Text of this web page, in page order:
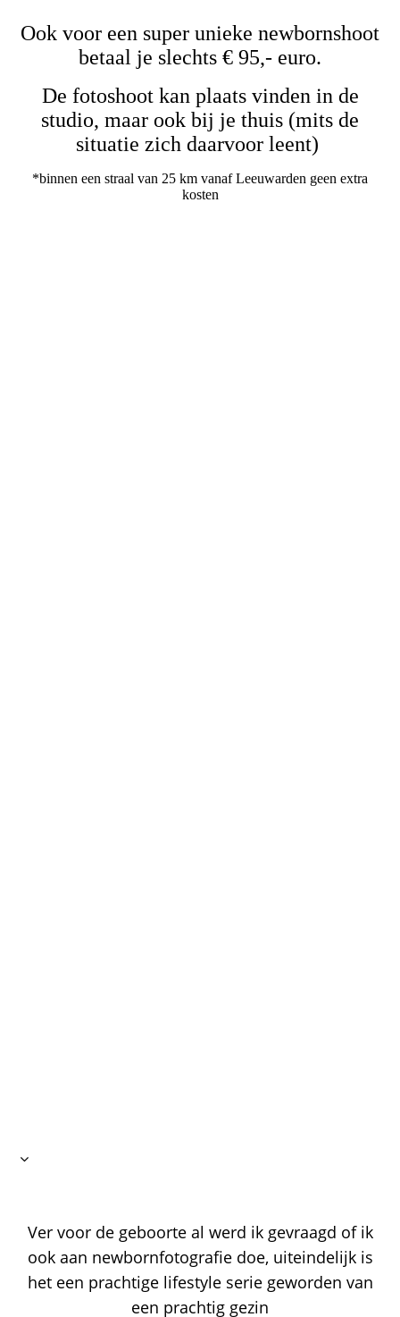
Ook voor een super unieke newbornshoot
betaal je slechts € 95,- euro.
De fotoshoot kan plaats vinden in de
studio, maar ook bij je thuis (mits de
situatie zich daarvoor leent)
*binnen een straal van 25 km vanaf Leeuwarden geen extra
kosten
Ver voor de geboorte al werd ik gevraagd of ik
ook aan newbornfotografie doe, uiteindelijk is
het een prachtige lifestyle serie geworden van
een prachtig gezin